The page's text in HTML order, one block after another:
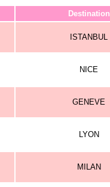
Destination
ISTANBUL
NICE
GENEVE
LYON
MILAN